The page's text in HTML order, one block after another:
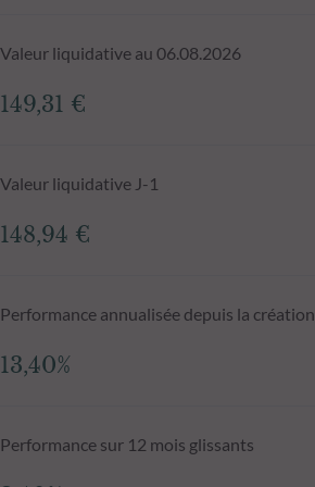
Valeur liquidative au 06.08.2026
149,31 €
Valeur liquidative J-1
148,94 €
Performance annualisée depuis la création
13,40%
Performance sur 12 mois glissants